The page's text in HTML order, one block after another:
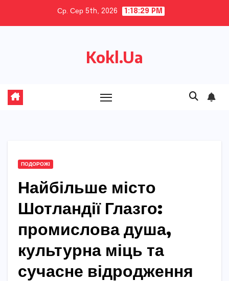
Ср. Сер 5th, 2026 1:18:30 PM
Kokl.Ua
ПОДОРОЖІ
Найбільше місто
Шотландії Глазго:
промислова душа,
культурна міць та
сучасне відродження